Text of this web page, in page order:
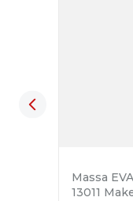
Massa
13011